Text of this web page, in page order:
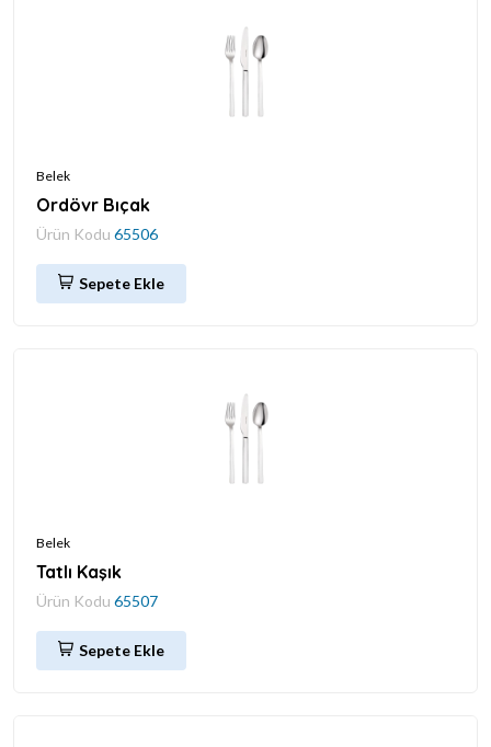
Belek
Ordövr Bıçak
Ürün Kodu 65506
Sepete Ekle
Belek
Tatlı Kaşık
Ürün Kodu 65507
Sepete Ekle